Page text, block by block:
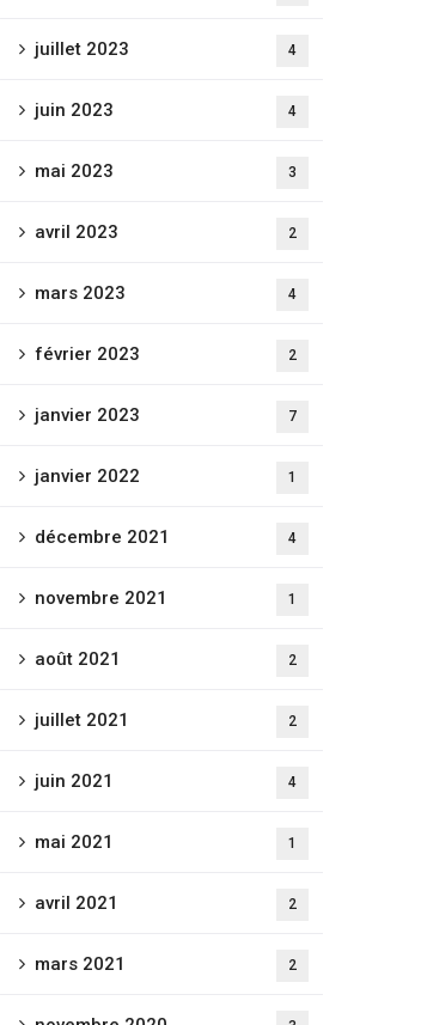
juillet 2023 4
juin 2023 4
mai 2023 3
avril 2023 2
mars 2023 4
février 2023 2
janvier 2023 7
janvier 2022 1
décembre 2021 4
novembre 2021 1
août 2021 2
juillet 2021 2
juin 2021 4
mai 2021 1
avril 2021 2
mars 2021 2